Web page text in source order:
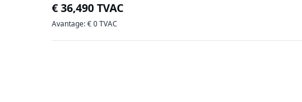
€ 36,490 TVAC
Avantage: € 0 TVAC